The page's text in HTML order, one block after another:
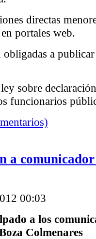
directas
portales web.
obligadas a
sobre
funcionarios
a
00:03
a los
Colmenares